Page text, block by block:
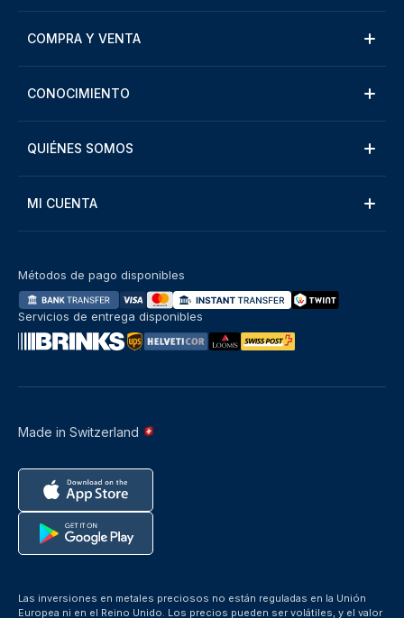
COMPRA Y VENTA
CONOCIMIENTO
QUIÉNES SOMOS
MI CUENTA
Made in Switzerland
Métodos de pago disponibles
Servicios de entrega disponibles
Las inversiones en metales preciosos no están reguladas en la Unión
Europea ni en el Reino Unido. Los precios pueden ser volátiles, y el valor